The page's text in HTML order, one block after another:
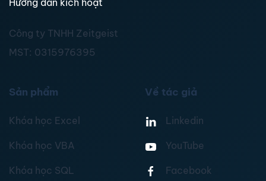
Hướng dẫn kích hoạt
Công ty TNHH Zeitgeist
MST: 0315976395
Sản phẩm
Khóa học Excel
Khóa học VBA
Khóa học SQL
Về tác giả
Linkedin
YouTube
Facebook